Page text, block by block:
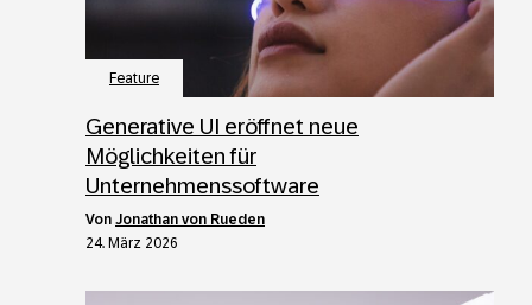
Feature
Generative UI eröffnet neue
Möglichkeiten für
Unternehmenssoftware
von Jonathan von Rueden
24. März 2026